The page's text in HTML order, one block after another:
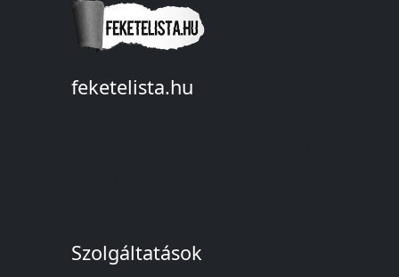
feketelista.hu
Szolgáltatások